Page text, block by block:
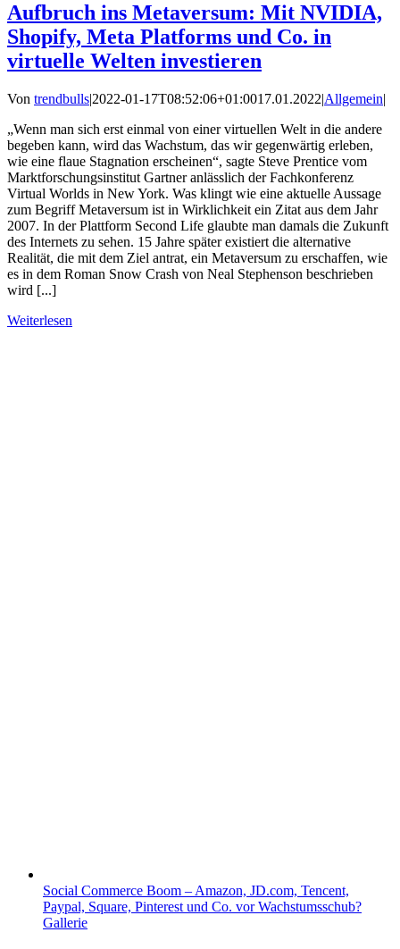
Aufbruch ins Metaversum: Mit NVIDIA,
Shopify, Meta Platforms und Co. in
virtuelle Welten investieren
Von trendbulls|2022-01-17T08:52:06+01:0017.01.2022|Allgemein|
„Wenn man sich erst einmal von einer virtuellen Welt in die andere
begeben kann, wird das Wachstum, das wir gegenwärtig erleben,
wie eine flaue Stagnation erscheinen“, sagte Steve Prentice vom
Marktforschungsinstitut Gartner anlässlich der Fachkonferenz
Virtual Worlds in New York. Was klingt wie eine aktuelle Aussage
zum Begriff Metaversum ist in Wirklichkeit ein Zitat aus dem Jahr
2007. In der Plattform Second Life glaubte man damals die Zukunft
des Internets zu sehen. 15 Jahre später existiert die alternative
Realität, die mit dem Ziel antrat, ein Metaversum zu erschaffen, wie
es in dem Roman Snow Crash von Neal Stephenson beschrieben
wird [...]
Weiterlesen
Social Commerce Boom – Amazon, JD.com, Tencent,
Paypal, Square, Pinterest und Co. vor Wachstumsschub?
Gallerie